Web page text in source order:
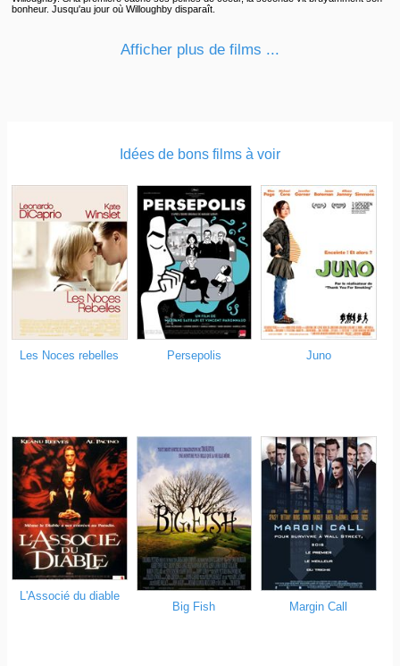
bonheur. Jusqu'au jour où Willoughby disparaît.
Afficher plus de films ...
Idées de bons films à voir
Les Noces rebelles Persepolis Juno
L'Associé du diable
Big Fish Margin Call